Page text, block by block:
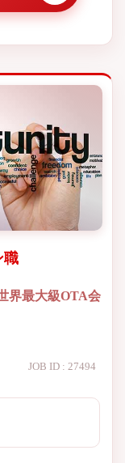
職
界最大級OTA会
JOB ID : 27494